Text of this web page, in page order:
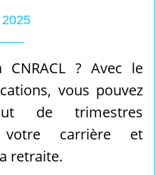
? Avec le
vous pouvez
de trimestres
votre carrière et
retraite.